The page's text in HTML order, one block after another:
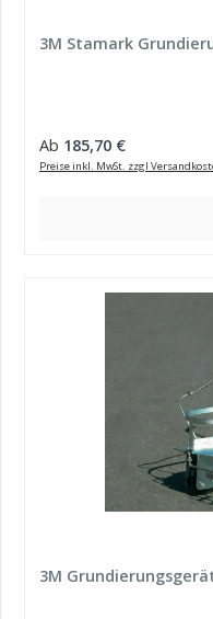
3M Stamark
Regulärer Preis:
Ab 185,70 €
Preise inkl. MwSt. zzgl
3M